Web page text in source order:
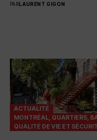
PAR LAURENT GIGON
ACTUALITÉ
MONTRÉAL, QUARTIERS,
QUALITÉ DE VIE ET